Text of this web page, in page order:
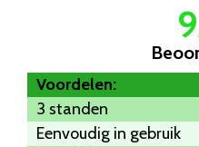
Voordelen:
3 standen
Eenvoudig in gebruik